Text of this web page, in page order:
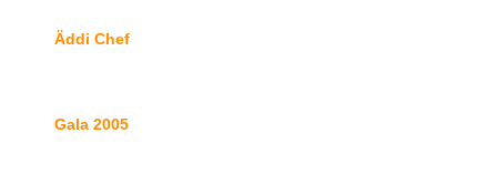
Äddi Chef
Gala 2005